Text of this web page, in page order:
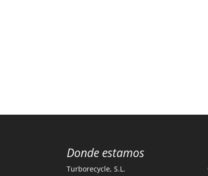
Donde estamos
Turborecycle, S.L.